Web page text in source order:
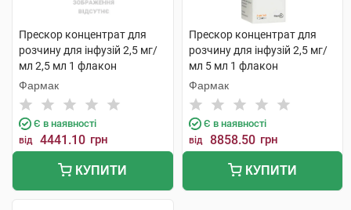
Прескор концентрат для
розчину для інфузій 2,5 мг/
мл 2,5 мл 1 флакон
Фармак
Є в наявності
від 4441.10 грн
КУПИТИ
Прескор концентрат для
розчину для інфузій 2,5 мг/
мл 5 мл 1 флакон
Фармак
Є в наявності
від 8858.50 грн
КУПИТИ